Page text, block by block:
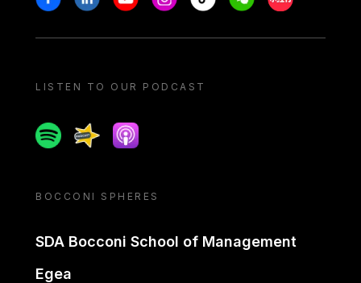
LISTEN TO OUR PODCAST
SpotifySpreakerApple podcast
BOCCONI SPHERES
SDA Bocconi School of Management
Egea